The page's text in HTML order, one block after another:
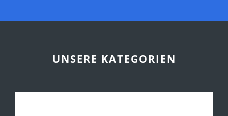
UNSERE KATEGORIEN